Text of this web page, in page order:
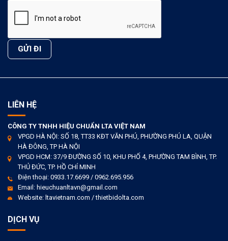
LIÊN HỆ
CÔNG TY TNHH HIỆU CHUẨN LTA VIỆT NAM
VPGD HÀ NỘI: SỐ 18, TT33 KĐT VĂN PHÚ, PHƯỜNG PHÚ LA, QUẬN
HÀ ĐÔNG, TP HÀ NỘI
VPGD HCM: 37/9 ĐƯỜNG SỐ 10, KHU PHỐ 4, PHƯỜNG TAM BÌNH, TP.
THỦ ĐỨC, TP. HỒ CHÍ MINH
Điện thoại: 0933.17.6699 / 0962.695.956
Email: hieuchuanltavn@gmail.com
Website: ltavietnam.com / thietbidolta.com
DỊCH VỤ